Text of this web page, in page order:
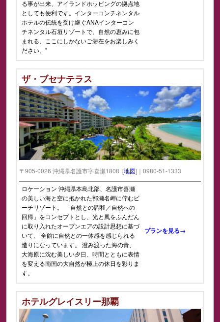
る事が出来、アイランドホッピングの拠点地
としても便利です。インターコンチネンタル
ホテルの伝統を受け継ぐANAインターコン
チネンタル石垣リゾートで、自然の恵みに包
まれる、ここにしかないご滞在をお楽しみく
ださい。"
ザ・ブセナテラス
〒905-0026 沖縄県名護市字喜瀬1808 [地図]｜0980-51-1333
ロケーション 沖縄県本島北部、名護市喜瀬
の美しい海と空に抱かれた部瀬名岬に佇むビ
ーチリゾート。 「自然との調和／自然への
回帰」をコンセプトとし、光と風をふんだん
に取り入れたオープンエアの設計思想に基づ
いて、 全館に自然との一体感を感じられる
造りになっています。 澄み渡った海の青、
大海原に沈む美しい夕日、時間とともに表情
を変える南国の大自然が極上の休日を彩りま
す。
プランを見る→
ホテルグレイスリー那覇